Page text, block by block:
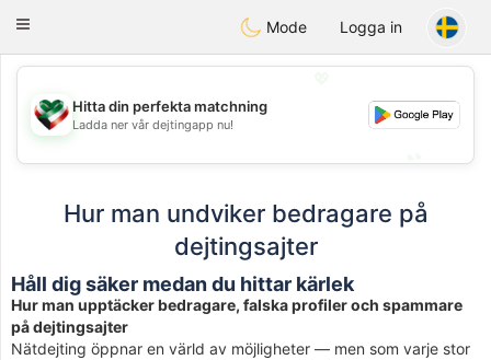
KuwaitChat
Toggle
Mode Logga in
💖
💕
Hitta din perfekta matchning
Ladda ner vår dejtingapp nu!
Hur man undviker bedragare på
dejtingsajter
Håll dig säker medan du hittar kärlek
Hur man upptäcker bedragare, falska profiler och spammare
på dejtingsajter
Nätdejting öppnar en värld av möjligheter — men som varje stor